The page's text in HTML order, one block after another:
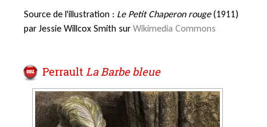
Source de l'illustration : Le Petit Chaperon rouge(1911)
par Jessie Willcox Smith sur Wikimedia Commons
Perrault La Barbe bleue